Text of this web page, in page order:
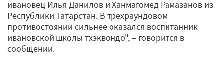
ивановец Илья Данилов и Ханмагомед Рамазанов из
Республики Татарстан. В трехраундовом
противостоянии сильнее оказался воспитанник
ивановской школы тхэквондо", – говорится в
сообщении.